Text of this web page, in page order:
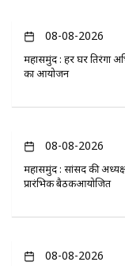
08-08-2026
महासमुंद : हर घर तिरंगा
का आयोजन
08-08-2026
महासमुंद : सांसद की
प्रारंभिक बैठकआयोजित
08-08-2026